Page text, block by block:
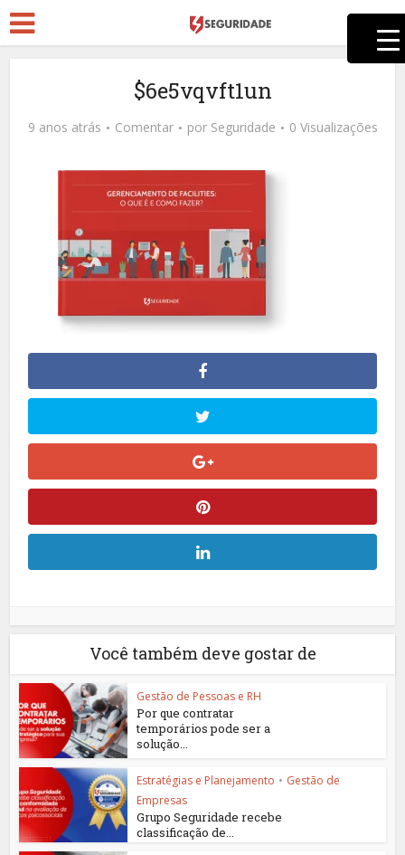
$6e5vqvft1un
9 anos atrás Comentar por Seguridade 0 Visualizações
Você também deve gostar de
Gestão de Pessoas e RH
Por que contratar
temporários pode ser a
solução...
Estratégias e Planejamento • Gestão de
Empresas
Grupo Seguridade recebe
classificação de...